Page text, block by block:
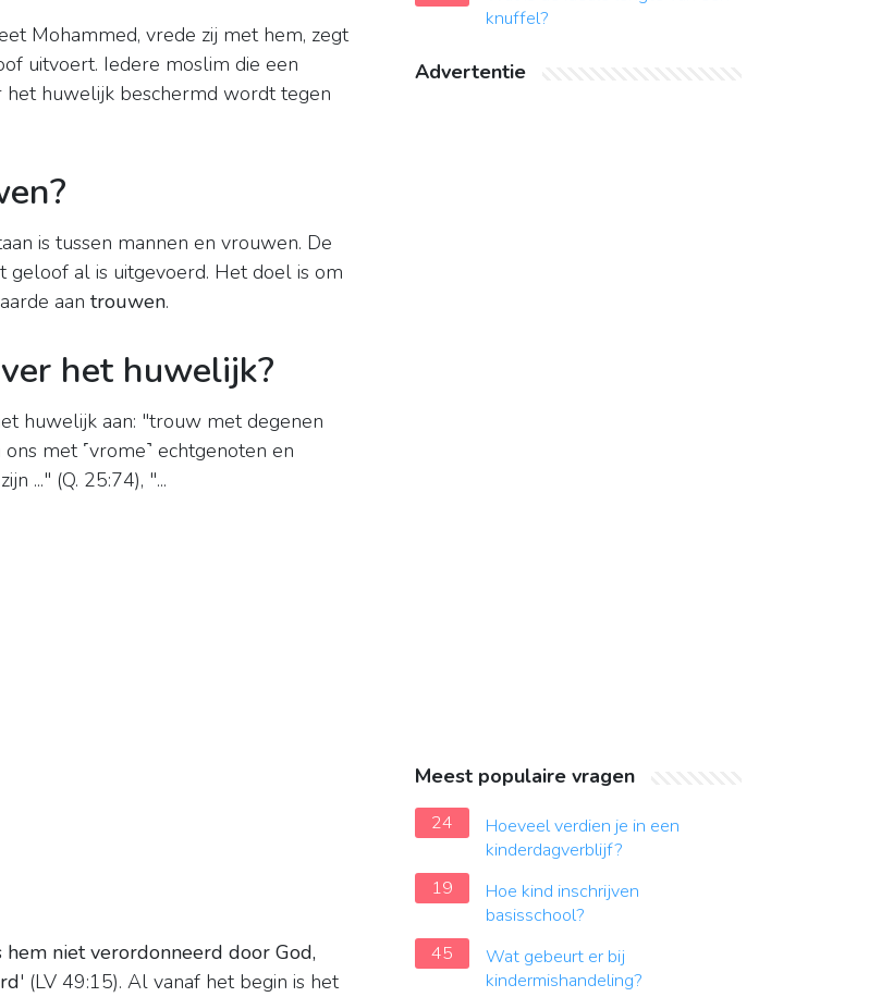
Mohammed, vrede zij met hem, zegt
uitvoert. Iedere moslim die een
huwelijk beschermd wordt tegen
is tussen mannen en vrouwen. De
al is uitgevoerd. Het doel is om
aan trouwen.
het huwelijk?
huwelijk aan: "trouw met degenen
ons met ˹vrome˺ echtgenoten en
..." (Q. 25:74), "...
niet verordonneerd door God,
' (LV 49:15). Al vanaf het begin is het
knuffel?
Advertentie
Meest populaire vragen
24
Hoeveel verdien je in een
kinderdagverblijf?
19
Hoe kind inschrijven
basisschool?
45
Wat gebeurt er bij
kindermishandeling?